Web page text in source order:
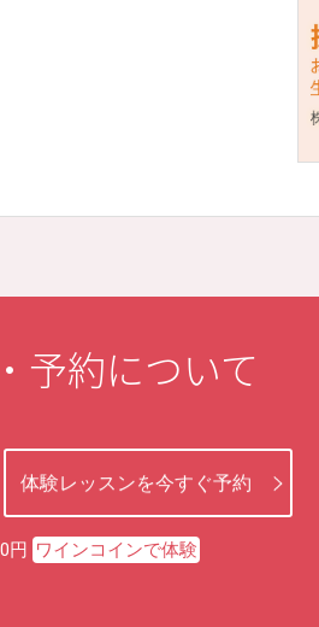
予約について
体験レッスンを今すぐ予約
円 ワインコインで体験